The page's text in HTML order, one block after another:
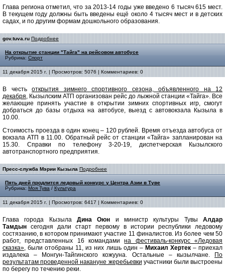
Глава региона отметил, что за 2013-14 годы уже введено 6 тысяч 615 мест.
В текущем году должны быть введены ещё около 4 тысяч мест и в детских
садах, и по другим формам дошкольного образования.
gov.tuva.ru Подробнее
На открытие станции "Тайга" на рейсовом автобусе
Рубрика: Спорт
11 декабря 2015 г. | Просмотров: 5076 | Комментариев: 0
В честь открытия зимнего спортивного сезона, объявленного на 12
декабря, Кызылским АТП организован рейс до лыжной станции «Тайга». Все
желающие принять участие в открытии зимних спортивных игр, смогут
добраться до базы отдыха на автобусе, выезд с автовокзала Кызыла в
10.00.
Стоимость проезда в один конец – 120 рублей. Время отъезда автобуса от
вокзала АТП в 11.00. Обратный рейс от станции «Тайга» запланирован на
15.30. Справки по телефону 3-20-19, диспетчерская Кызылского
автотранспортного предприятия.
Пресс-служба Мэрии Кызыла Подробнее
Пять дней продлится ледовый конкурс у Центра Азии в Туве
Рубрика: Моя Тува / Культура
11 декабря 2015 г. | Просмотров: 6417 | Комментариев: 0
Глава города Кызыла Дина Оюн и министр культуры Тувы Алдар
Тамдын сегодня дали старт первому в истории республики ледовому
состязанию, в котором принимают участие 11 финалистов. Из более чем 50
работ, представленных 16 командамина фестиваль-конкурс «Ледовая
сказка», были отобраны 11, из них лишь один –Михаил Хертек – приехал
издалека – Монгун-Тайгинского кожууна. Остальные – кызылчане.
По
результатам проведенной накануне жеребьевки участники были выстроены
по берегу по течению реки.